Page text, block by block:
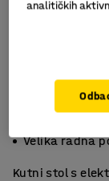
Funkcija
Velika radna
Kutni stol s
analitičkih